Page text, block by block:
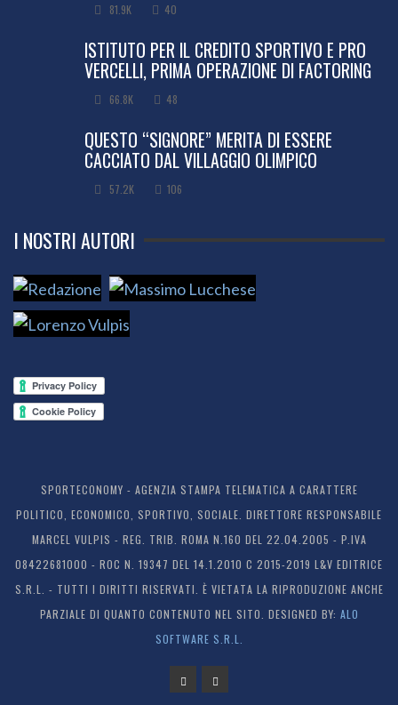
81.9K 40
ISTITUTO PER IL CREDITO SPORTIVO E PRO
VERCELLI, PRIMA OPERAZIONE DI FACTORING
66.8K 48
QUESTO “SIGNORE” MERITA DI ESSERE
CACCIATO DAL VILLAGGIO OLIMPICO
57.2K 106
I NOSTRI AUTORI
SPORTECONOMY - AGENZIA STAMPA TELEMATICA A CARATTERE
POLITICO, ECONOMICO, SPORTIVO, SOCIALE. DIRETTORE RESPONSABILE
MARCEL VULPIS - REG. TRIB. ROMA N.160 DEL 22.04.2005 - P.IVA
08422681000 - ROC N. 19347 DEL 14.1.2010 C 2015-2019 L&V EDITRICE
S.R.L. - TUTTI I DIRITTI RISERVATI. È VIETATA LA RIPRODUZIONE ANCHE
PARZIALE DI QUANTO CONTENUTO NEL SITO. DESIGNED BY: ALO
SOFTWARE S.R.L.